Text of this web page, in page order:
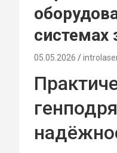
системах
05.05.2026